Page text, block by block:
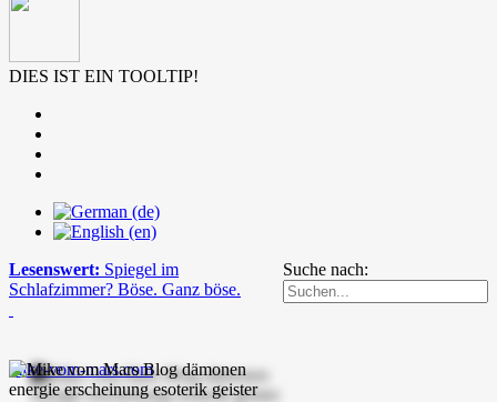
DIES IST EIN TOOLTIP!
Suche nach:
Lesenswert: Spiegel im
Schlafzimmer? Böse. Ganz böse.
mike-vom-mars.com